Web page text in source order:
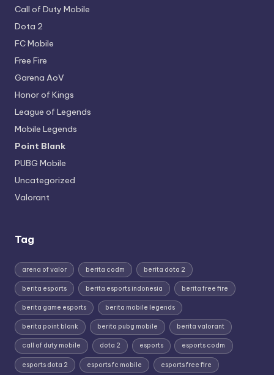
Call of Duty Mobile
Dota 2
FC Mobile
Free Fire
Garena AoV
Honor of Kings
League of Legends
Mobile Legends
Point Blank
PUBG Mobile
Uncategorized
Valorant
Tag
arena of valor berita codm berita dota 2
berita esports berita esports indonesia berita free fire
berita game esports berita mobile legends
berita point blank berita pubg mobile berita valorant
call of duty mobile dota 2 esports esports codm
esports dota 2 esports fc mobile esports free fire